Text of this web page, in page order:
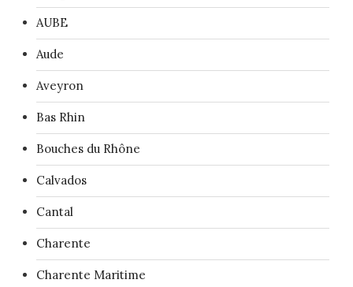
AUBE
Aude
Aveyron
Bas Rhin
Bouches du Rhône
Calvados
Cantal
Charente
Charente Maritime